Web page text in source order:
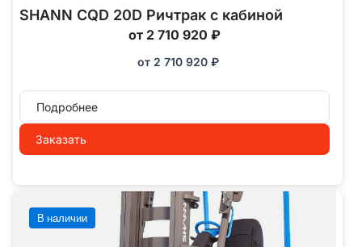
SHANN CQD 20D Ричтрак с кабиной
от 2 710 920 ₽
от 2 710 920 ₽
Подробнее
Заказать
В наличии